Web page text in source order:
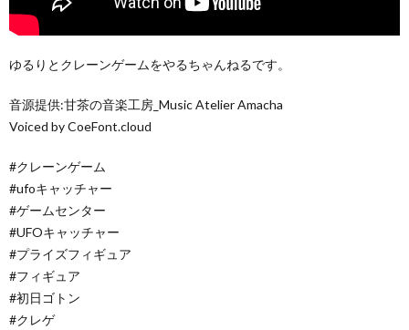
ゆるりとクレーンゲームをやるちゃんねるです。
音源提供:甘茶の音楽工房_Music Atelier Amacha
Voiced by CoeFont.cloud
#クレーンゲーム
#ufoキャッチャー
#ゲームセンター
#UFOキャッチャー
#プライズフィギュア
#フィギュア
#初日ゴトン
#クレゲ